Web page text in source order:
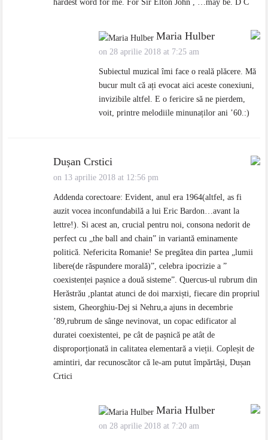
hardest word for me. For Sir Elton John , …may be. D C
Maria Hulber
on 28 aprilie 2018 at 7:25 am
Subiectul muzical îmi face o reală plăcere. Mă
bucur mult că ați evocat aici aceste conexiuni,
invizibile altfel. E o fericire să ne pierdem,
voit, printre melodiile minunaților ani ’60.:)
Dușan Crstici
on 13 aprilie 2018 at 12:56 pm
Addenda corectoare: Evident, anul era 1964(altfel, as fi
auzit vocea inconfundabilă a lui Eric Bardon…avant la
lettre!). Si acest an, crucial pentru noi, consona nedorit de
perfect cu „the ball and chain” in variantă eminamente
politică. Nefericita Romanie! Se pregătea din partea „lumii
libere(de răspundere morală)”, celebra ipocrizie a ”
coexistenței pașnice a două sisteme”. Quercus-ul rubrum din
Herăstrău ,plantat atunci de doi marxiști, fiecare din propriul
sistem, Gheorghiu-Dej si Nehru,a ajuns in decembrie
’89,rubrum de sânge nevinovat, un copac edificator al
duratei coexistentei, pe cât de pașnică pe atât de
disproporționată in calitatea elementară a vieții. Copleșit de
amintiri, dar recunoscător că le-am putut împărtăși, Dușan
Crtici
Maria Hulber
on 28 aprilie 2018 at 7:20 am